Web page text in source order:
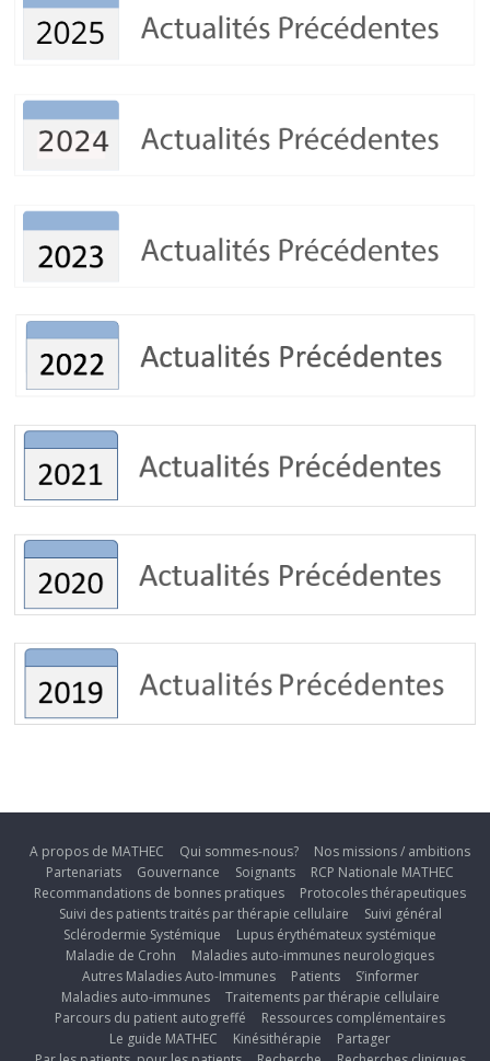
A propos de MATHEC Qui sommes-nous?
Nos missions / ambitions
Partenariats
Gouvernance Soignants
RCP Nationale MATHEC
Recommandations de bonnes pratiques
Protocoles thérapeutiques
Suivi des patients traités par thérapie cellulaire
Suivi général
Sclérodermie Systémique
Lupus érythémateux systémique
Maladie de Crohn
Maladies auto-immunes neurologiques
Autres Maladies Auto-Immunes
Patients
S’informer
Maladies auto-immunes
Traitements par thérapie cellulaire
Parcours du patient autogreffé
Ressources complémentaires
Le guide MATHEC
Kinésithérapie
Partager